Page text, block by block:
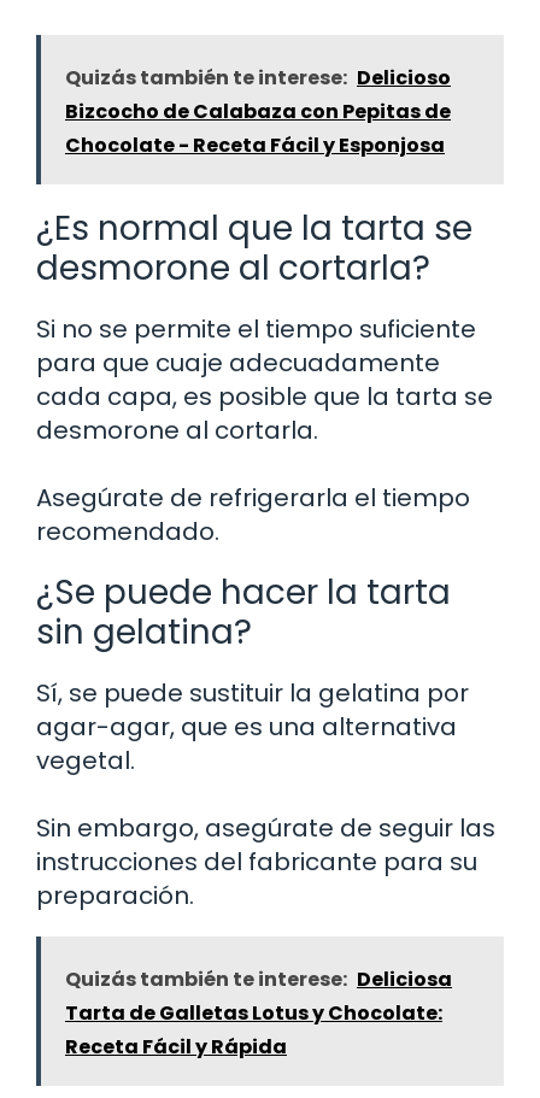
Quizás también te interese: Delicioso
Bizcocho de Calabaza con Pepitas de
Chocolate - Receta Fácil y Esponjosa
¿Es normal que la tarta se
desmorone al cortarla?
Si no se permite el tiempo suficiente
para que cuaje adecuadamente
cada capa, es posible que la tarta se
desmorone al cortarla.
Asegúrate de refrigerarla el tiempo
recomendado.
¿Se puede hacer la tarta
sin gelatina?
Sí, se puede sustituir la gelatina por
agar-agar, que es una alternativa
vegetal.
Sin embargo, asegúrate de seguir las
instrucciones del fabricante para su
preparación.
Quizás también te interese: Deliciosa
Tarta de Galletas Lotus y Chocolate:
Receta Fácil y Rápida